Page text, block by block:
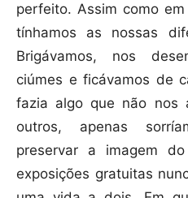
perfeito. Assim como
tínhamos as nossas
Brigávamos, nos
ciúmes e ficávamos de
fazia algo que não nos
outros, apenas
preservar a imagem
exposições gratuitas